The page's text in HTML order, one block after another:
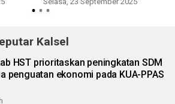
Kalsel
HST prioritaskan peningkatan SDM
penguatan ekonomi pada KUA-PPAS